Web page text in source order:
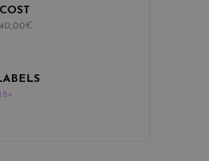
COST
40,00€
18+